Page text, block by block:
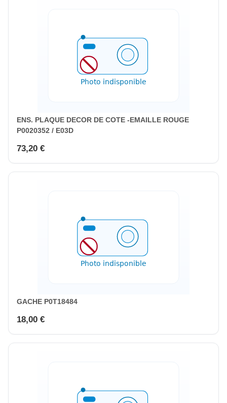
ENS. PLAQUE DECOR DE COTE -EMAILLE ROUGE
P0020352 / E03D
73,20 €
GACHE P0T18484
18,00 €